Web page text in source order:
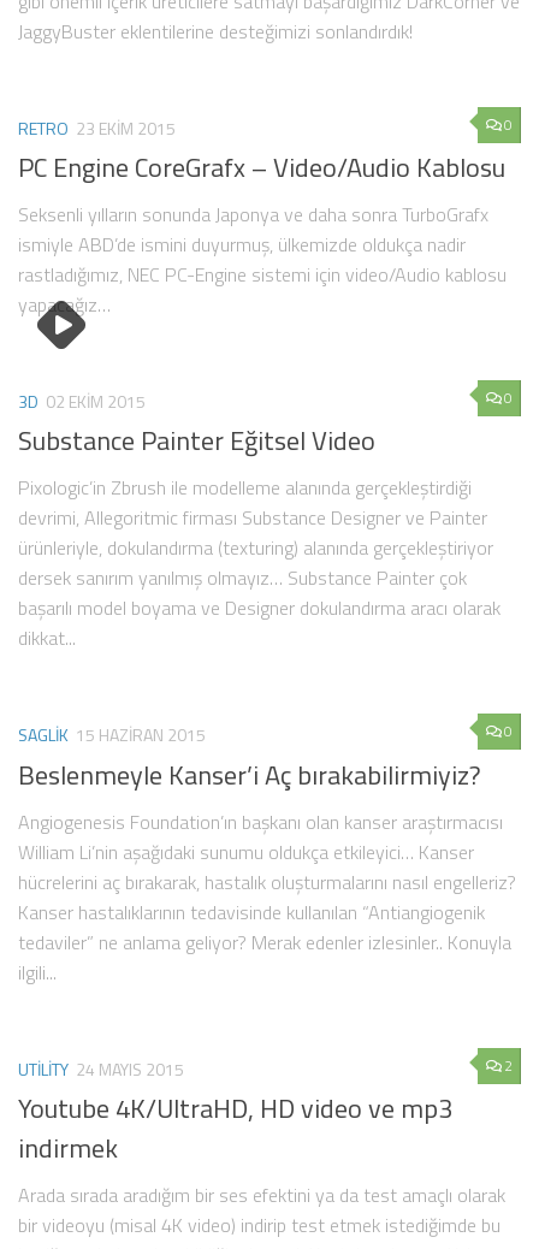
JaggyBuster eklentilerine desteğimizi sonlandırdık!
0
RETRO 23 EKIM 2015
PC Engine CoreGrafx – Video/Audio Kablosu
Seksenli yılların sonunda Japonya ve daha sonra TurboGrafx
ismiyle ABD’de ismini duyurmuş, ülkemizde oldukça nadir
rastladığımız, NEC PC-Engine sistemi için video/Audio kablosu
yapacağız…
0
3D 02 EKIM 2015
Substance Painter Eğitsel Video
Pixologic’in Zbrush ile modelleme alanında gerçekleştirdiği
devrimi, Allegoritmic firması Substance Designer ve Painter
ürünleriyle, dokulandırma (texturing) alanında gerçekleştiriyor
dersek sanırım yanılmış olmayız… Substance Painter çok
başarılı model boyama ve Designer dokulandırma aracı olarak
dikkat...
0
SAGLIK 15 HAZIRAN 2015
Beslenmeyle Kanser’i Aç bırakabilirmiyiz?
Angiogenesis Foundation’ın başkanı olan kanser araştırmacısı
William Li’nin aşağıdaki sunumu oldukça etkileyici… Kanser
hücrelerini aç bırakarak, hastalık oluşturmalarını nasıl engelleriz?
Kanser hastalıklarının tedavisinde kullanılan “Antiangiogenik
tedaviler” ne anlama geliyor? Merak edenler izlesinler.. Konuyla
ilgili...
2
UTILITY 24 MAYIS 2015
Youtube 4K/UltraHD, HD video ve mp3
indirmek
Arada sırada aradığım bir ses efektini ya da test amaçlı olarak
bir videoyu (misal 4K video) indirip test etmek istediğimde bu